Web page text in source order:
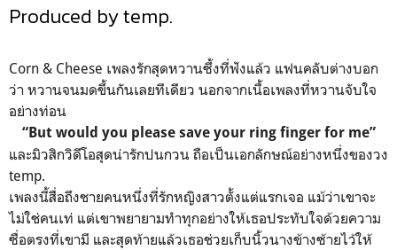
Produced by temp.
Corn & Cheese เพลงรักสุดหวานซึ้งที่ฟังแล้ว แฟนคลับต่างบอก
ว่า หวานจนมดขึ้นกันเลยทีเดียว นอกจากเนื้อเพลงที่หวานจับใจ
อย่างท่อน
“But would you please save your ring finger for me”
และมิวสิกวิดีโอสุดน่ารักปนกวน ถือเป็นเอกลักษณ์อย่างหนึ่งของวง
temp.
เพลงนี้สื่อถึงชายคนหนึ่งที่รักหญิงสาวตั้งแต่แรกเจอ แม้ว่าเขาจะ
ไม่ใช่คนเท่ แต่เขาพยายามทำทุกอย่างให้เธอประทับใจด้วยความ
ซื่อตรงที่เขามี และสุดท้ายแล้วเธอช่วยเก็บนิ้วนางข้างซ้ายไว้ให้